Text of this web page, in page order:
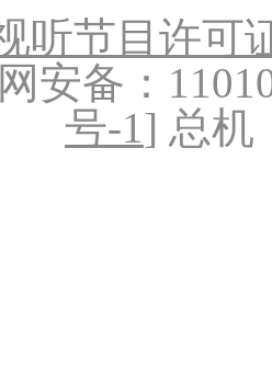
听节目许可
安备：
号-1] 总机